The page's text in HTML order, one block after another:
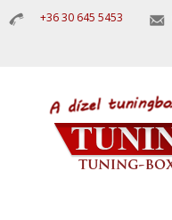
+36 30 645 5453